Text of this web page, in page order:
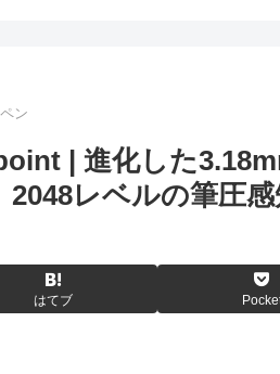
ン
| 進化した
2048レベルの筆圧
はてブ